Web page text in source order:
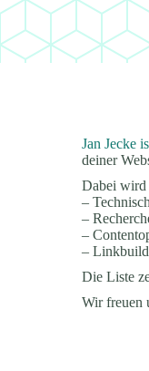
Jan Jecke
deiner
Dabei wird
–
–
–
–
Die Liste
Wir freuen